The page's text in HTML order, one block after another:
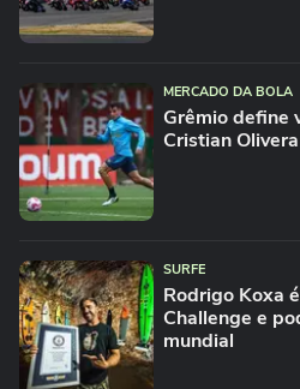
MERCADO DA BOLA
Grêmio define
Cristian Olivera
SURFE
Rodrigo Koxa
Challenge e
mundial